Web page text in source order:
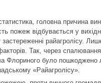
головна причина
пожеж відбувається у
райагролісу.
Так, через спалювання
Флориного було пошкоджено
«Райагролісу».